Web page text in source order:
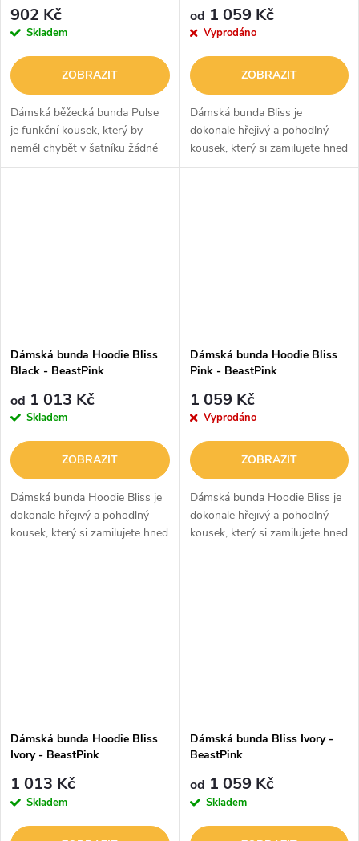
902 Kč
Skladem
ZOBRAZIT
Dámská běžecká bunda Pulse
je funkční kousek, který by
neměl chybět v šatníku žádné
běžkyně. Je vyrobena z
od 1 059 Kč
Vyprodáno
ZOBRAZIT
Dámská bunda Bliss je
dokonale hřejivý a pohodlný
kousek, který si zamilujete hned
po prvním vyzkoušení. Má
Dámská bunda Hoodie Bliss
Black - BeastPink
od 1 013 Kč
Skladem
ZOBRAZIT
Dámská bunda Hoodie Bliss je
dokonale hřejivý a pohodlný
kousek, který si zamilujete hned
po prvním vyzkoušení. Má
Dámská bunda Hoodie Bliss
Pink - BeastPink
1 059 Kč
Vyprodáno
ZOBRAZIT
Dámská bunda Hoodie Bliss je
dokonale hřejivý a pohodlný
kousek, který si zamilujete hned
po prvním vyzkoušení. Má
Dámská bunda Hoodie Bliss
Ivory - BeastPink
1 013 Kč
Skladem
Dámská bunda Bliss Ivory -
BeastPink
od 1 059 Kč
Skladem